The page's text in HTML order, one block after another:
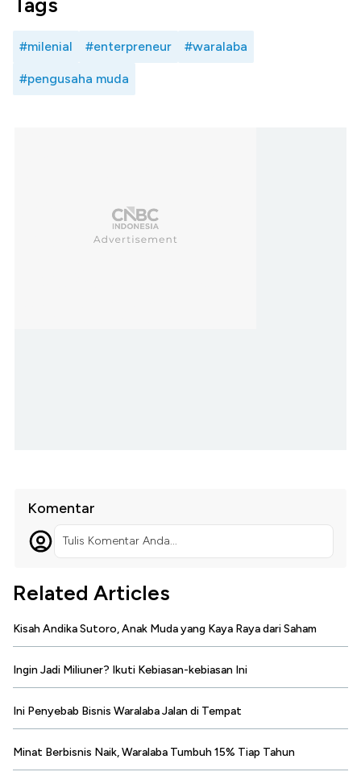
#milenial #enterpreneur #waralaba
#pengusaha muda
Komentar
Tulis Komentar Anda...
Related Articles
Kisah Andika Sutoro, Anak Muda yang Kaya Raya dari Saham
Ingin Jadi Miliuner? Ikuti Kebiasan-kebiasan Ini
Ini Penyebab Bisnis Waralaba Jalan di Tempat
Minat Berbisnis Naik, Waralaba Tumbuh 15% Tiap Tahun